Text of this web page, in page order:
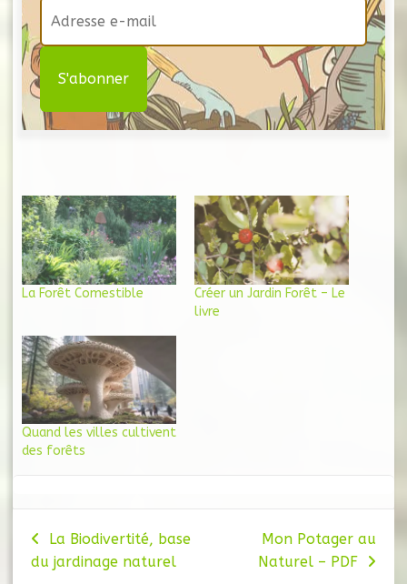
La Forêt Comestible
Créer un Jardin Forêt – Le
livre
Quand les villes cultivent
des forêts
Navigation
de
La Biodivertité, base
du jardinage naturel
Mon Potager au
Naturel – PDF